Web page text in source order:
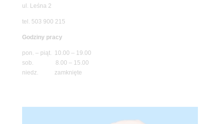
ul. Leśna 2
tel. 503 900 215
Godziny pracy
pon. – piąt. 10.00 – 19.00
sob. 8.00 – 15.00
niedz. zamknięte